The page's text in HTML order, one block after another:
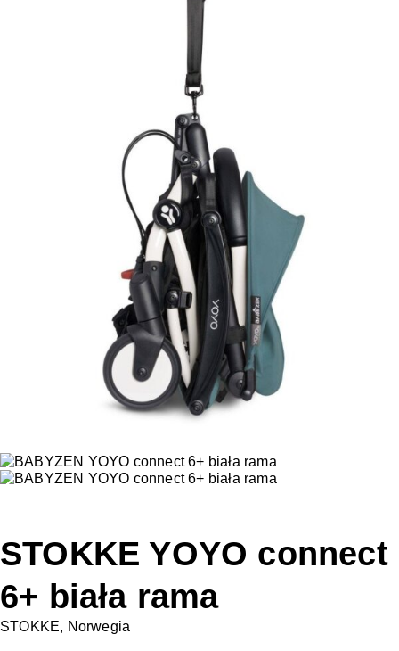
STOKKE YOYO connect
6+ biała rama
STOKKE, Norwegia